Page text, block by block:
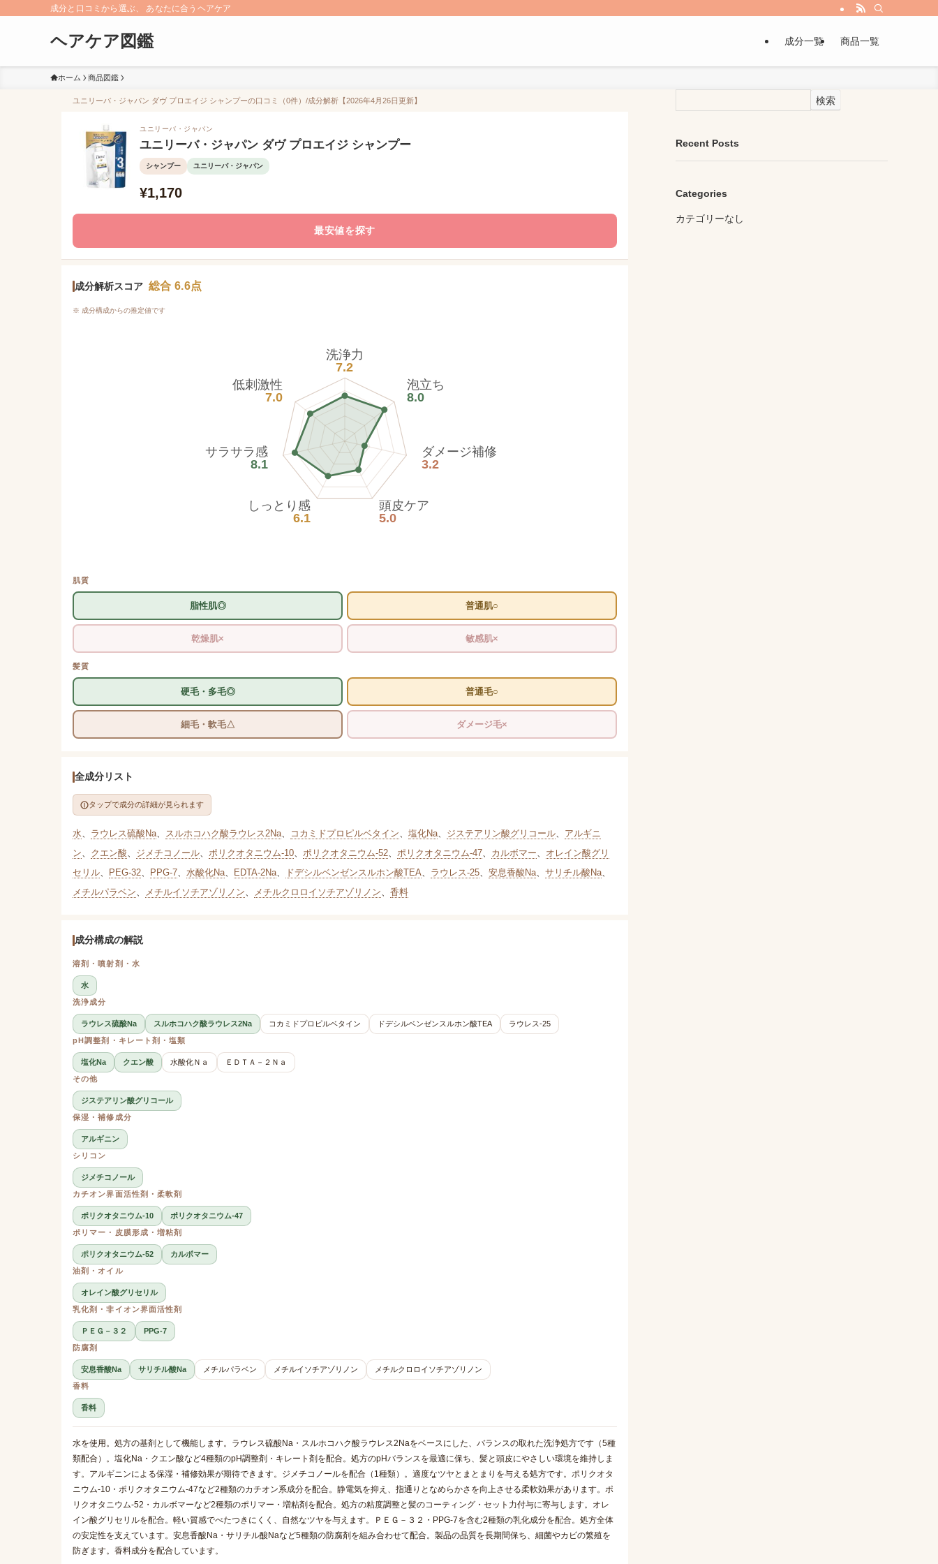
成分と口コミから選ぶ、 あなたに合うヘアケア
ヘアケア図鑑 成分一覧 商品一覧
ホーム 商品図鑑
ユニリーバ・ジャパン ダヴ プロエイジ シャンプーの口コミ（0件）/成分解析【2026年4月26日更新】
ユニリーバ・ジャパン
ユニリーバ・ジャパン ダヴ プロエイジ シャンプー
シャンプー ユニリーバ・ジャパン
¥1,170
最安値を探す
成分解析スコア 総合 6.6点
※ 成分構成からの推定値です
洗浄力
7.2
泡立ち
8.0
ダメージ補修
3.2
頭皮ケア
5.0
しっとり感
6.1
サラサラ感
8.1
低刺激性
7.0
肌質
脂性肌◎ 普通肌○
乾燥肌× 敏感肌×
髪質
硬毛・多毛◎ 普通毛○
細毛・軟毛△ ダメージ毛×
全成分リスト
タップで成分の詳細が見られます
水、 ラウレス硫酸Na、 スルホコハク酸ラウレス2Na、 コカミドプロピルベタイン、 塩化Na、 ジステアリン酸グリコール、 アルギニ
ン、 クエン酸、 ジメチコノール、 ポリクオタニウム-10、 ポリクオタニウム-52、 ポリクオタニウム-47、 カルボマー、 オレイン酸グリ
セリル、 PEG-32、 PPG-7、 水酸化Na、 EDTA-2Na、 ドデシルベンゼンスルホン酸TEA、 ラウレス-25、 安息香酸Na、 サリチル酸Na、
メチルパラベン、 メチルイソチアゾリノン、 メチルクロロイソチアゾリノン、 香料
成分構成の解説
溶剤・噴射剤・水
水
洗浄成分
ラウレス硫酸Na スルホコハク酸ラウレス2Na コカミドプロピルベタイン ドデシルベンゼンスルホン酸TEA
ラウレス-25
pH調整剤・キレート剤・塩類
塩化Na クエン酸 水酸化Ｎａ
ＥＤＴＡ－２Ｎａ
その他
ジステアリン酸グリコール
保湿・補修成分
アルギニン
シリコン
ジメチコノール
カチオン界面活性剤・柔軟剤
ポリクオタニウム-10
ポリクオタニウム-47
ポリマー・皮膜形成・増粘剤
ポリクオタニウム-52
カルボマー
油剤・オイル
オレイン酸グリセリル
乳化剤・非イオン界面活性剤
ＰＥＧ－３２
PPG-7
防腐剤
安息香酸Na サリチル酸Na メチルパラベン メチルイソチアゾリノン
メチルクロロイソチアゾリノン
香料
香料
水を使用。処方の基剤として機能します。ラウレス硫酸Na・スルホコハク酸ラウレス2Naをベースにした、バランスの取れた洗浄処方です（5種
類配合）。塩化Na・クエン酸など4種類のpH調整剤・キレート剤を配合。処方のpHバランスを最適に保ち、髪と頭皮にやさしい環境を維持しま
す。アルギニンによる保湿・補修効果が期待できます。ジメチコノールを配合（1種類）。適度なツヤとまとまりを与える処方です。ポリクオタ
ニウム-10・ポリクオタニウム-47など2種類のカチオン系成分を配合。静電気を抑え、指通りとなめらかさを向上させる柔軟効果があります。ポ
リクオタニウム-52・カルボマーなど2種類のポリマー・増粘剤を配合。処方の粘度調整と髪のコーティング・セット力付与に寄与します。オレ
イン酸グリセリルを配合。軽い質感でべたつきにくく、自然なツヤを与えます。ＰＥＧ－３２・PPG-7を含む2種類の乳化成分を配合。処方全体
の安定性を支えています。安息香酸Na・サリチル酸Naなど5種類の防腐剤を組み合わせて配合。製品の品質を長期間保ち、細菌やカビの繁殖を
防ぎます。香料成分を配合しています。
検索
Recent Posts
Categories
カテゴリーなし